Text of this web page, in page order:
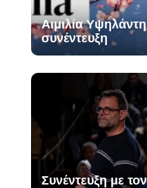
Αιμιλία
συνέντευξη
Συνέντευξη με